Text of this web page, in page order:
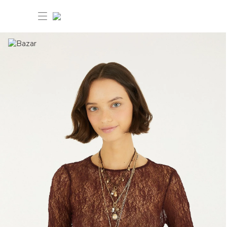
30% OFF ANIVERSÁRIO FARM
Novidades
Novidades
Ver tudo
Roupas
Bazar
FARM Etc